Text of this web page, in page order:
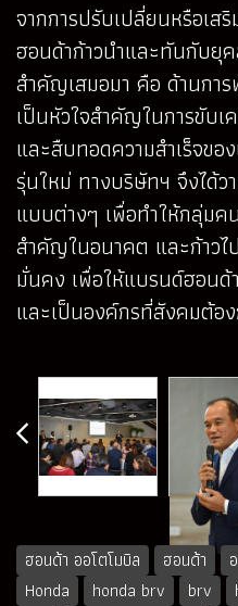
จากการปรับเปลี่ยนหรือเส
ฮอนด้าก้าวนำและทันกับยุ
สำคัญเสมอมา คือ ด้านกา
เป็นหัวใจสำคัญในการขับ
และสืบทอดความสำเร็จข
รุ่นใหม่ ทางบริษัทฯ จึงได้ว
แบบต่างๆ เพื่อทำให้กลุ่มค
สำคัญในอนาคต และก้าวไ
มั่นคง เพื่อให้แบรนด์ฮอนด้
และเป็นองค์กรที่สังคมต้อ
ฮอนด้า ออโตโมบิล ฮอนด้า
Honda
honda brv brv